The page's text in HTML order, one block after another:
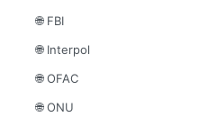
🌐 FBI
🌐 Interpol
🌐 OFAC
🌐 ONU